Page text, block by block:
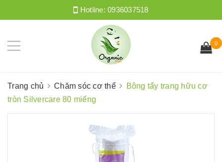
Hotline:0936037518
0
Trang chủ Chăm sóc cơ thể
Bông tẩy trang hữu cơ
tròn Silvercare 80 miếng